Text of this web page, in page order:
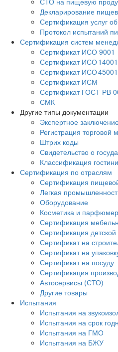
Декларирование
Сертификация услуг
Протокол испытаний
Сертификация систем
Сертификат ИСО 9001
Сертификат ИСО 14001
Сертификат ИСО
Сертификат ИСМ
Сертификат ГОСТ РВ
СМК
Другие типы документации
Экспертное
Регистрация торговой
Штрих коды
Свидетельство о
Классификация
Сертификация по отраслям
Сертификация
Легкая
Оборудование
Косметика и
Сертификация
Сертификация детской
Сертификат на
Сертификат на
Сертификат на посуду
Сертификация
Автосервисы (СТО)
Другие товары
Испытания
Испытания на
Испытания на срок
Испытания на ГМО
Испытания на БЖУ